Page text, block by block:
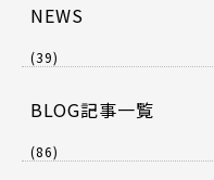
NEWS
(39)
BLOG記事一覧
(86)